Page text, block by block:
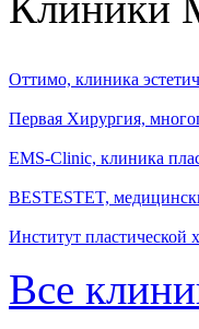
Оттимо, клиника
Первая Хирургия,
EMS-Clinic, клиника
BESTESTET,
Институт пластической
Все